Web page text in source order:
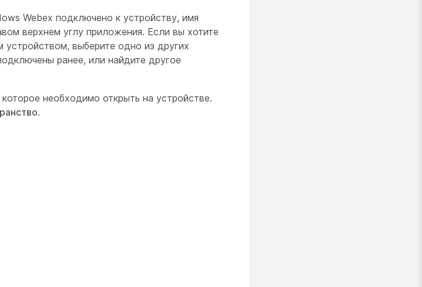
Webex подключено к устройству, имя
верхнем углу приложения. Если вы хотите
выберите одно из других
ранее, или найдите другое
необходимо открыть на устройстве.
.